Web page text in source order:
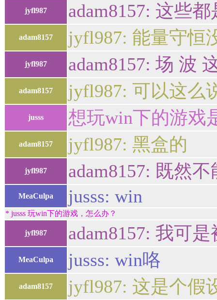
jyfl987 adam8157: 这些
adam8157 jyfl987: 能量守恒
jyfl987 adam8157: 场 波
adam8157 jyfl987: 可以这么
jusss 想玩win下的游戏
adam8157 jyfl987: 黑盒的
jyfl987 adam8157: 既然
MeaCulpa jusss: win
* jusss 玩win下的游戏，怎么办？
jyfl987 adam8157: 我可
MeaCulpa jusss: win咯
adam8157 jyfl987: 这是个假